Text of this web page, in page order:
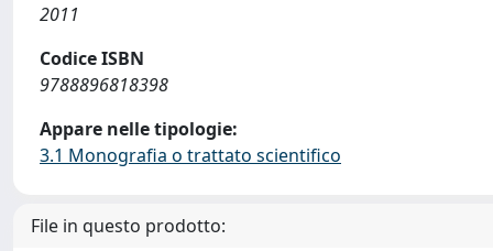
2011
Codice ISBN
9788896818398
Appare nelle tipologie:
3.1 Monografia o trattato scientifico
File in questo prodotto: